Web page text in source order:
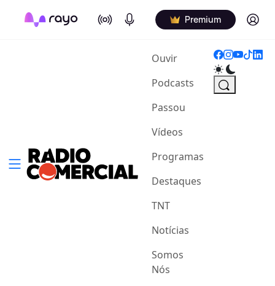
On Air Podcasts Premium Log in
Ouvir(current)
Podcasts
Passou
Vídeos
Programas
Destaques
TNT
Notícias
Somos
Nós